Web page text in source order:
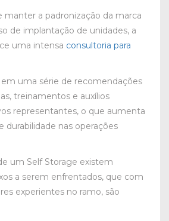
manter a padronização da marca
de implantação de unidades, a
uma intensa consultoria para
uma série de recomendações
treinamentos e auxílios
representantes, o que aumenta
durabilidade nas operações
um Self Storage existem
a serem enfrentados, que com
experientes no ramo, são